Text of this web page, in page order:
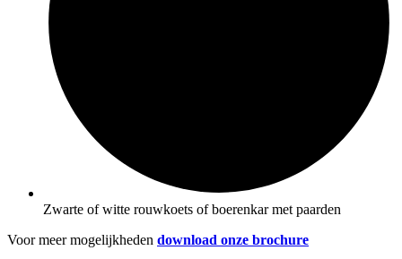
Zwarte of witte rouwkoets of boerenkar met paarden
Voor meer mogelijkheden download onze brochure